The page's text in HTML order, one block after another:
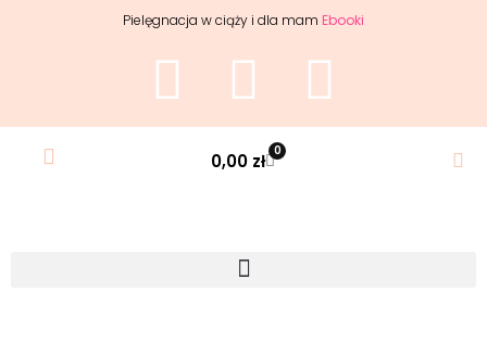
Pielęgnacja w ciąży i dla mam Ebooki
0,00 zł 0